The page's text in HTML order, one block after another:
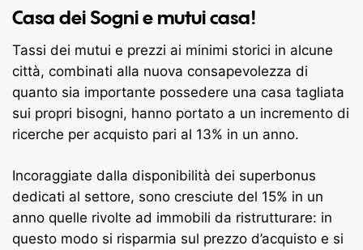
Casa dei Sogni e mutui casa!
Tassi dei mutui e prezzi ai minimi storici in alcune
città, combinati alla nuova consapevolezza di
quanto sia importante possedere una casa tagliata
sui propri bisogni, hanno portato a un incremento di
ricerche per acquisto pari al 13% in un anno.
Incoraggiate dalla disponibilità dei superbonus
dedicati al settore, sono cresciute del 15% in un
anno quelle rivolte ad immobili da ristrutturare: in
questo modo si risparmia sul prezzo d’acquisto e si